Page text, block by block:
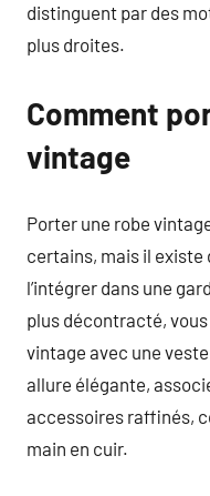
distinguent par des
plus droites.
Comment
vintage
Porter une robe
certains, mais il existe
l’intégrer dans une
plus décontracté,
vintage avec une
allure élégante,
accessoires raffinés,
main en cuir.